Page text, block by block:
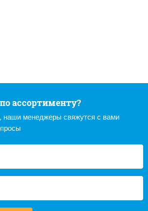
ассортименту?
наши менеджеры свяжутся с вами